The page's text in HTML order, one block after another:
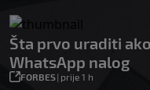
Šta prvo uraditi
WhatsApp nalog
FORBES| prije 1 h